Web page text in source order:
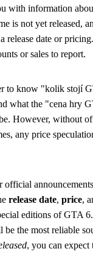
with information
is not yet released,
release date or
or sales to report.
to know "kolik stojí
what the "cena hry
However, without
any price
official
release date, price,
editions of GTA
be the most reliable
, you can